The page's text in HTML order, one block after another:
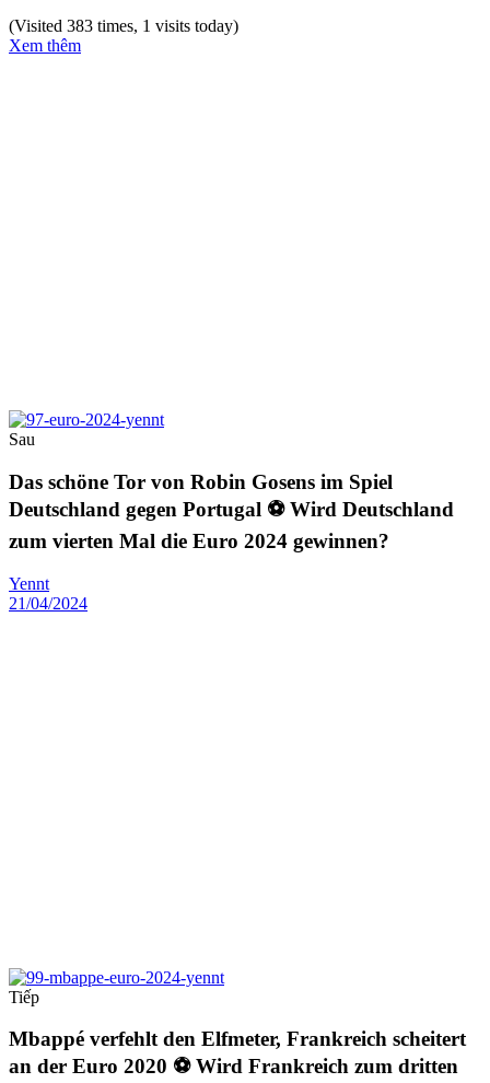
(Visited 383 times, 1 visits today)
Xem thêm
Sau
Das schöne Tor von Robin Gosens im Spiel
Deutschland gegen Portugal ⚽️ Wird Deutschland
zum vierten Mal die Euro 2024 gewinnen?
Yennt
21/04/2024
Tiếp
Mbappé verfehlt den Elfmeter, Frankreich scheitert
an der Euro 2020 ⚽️ Wird Frankreich zum dritten